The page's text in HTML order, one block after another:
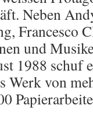
Neben
Francesco
und
1988 schuf
Werk von